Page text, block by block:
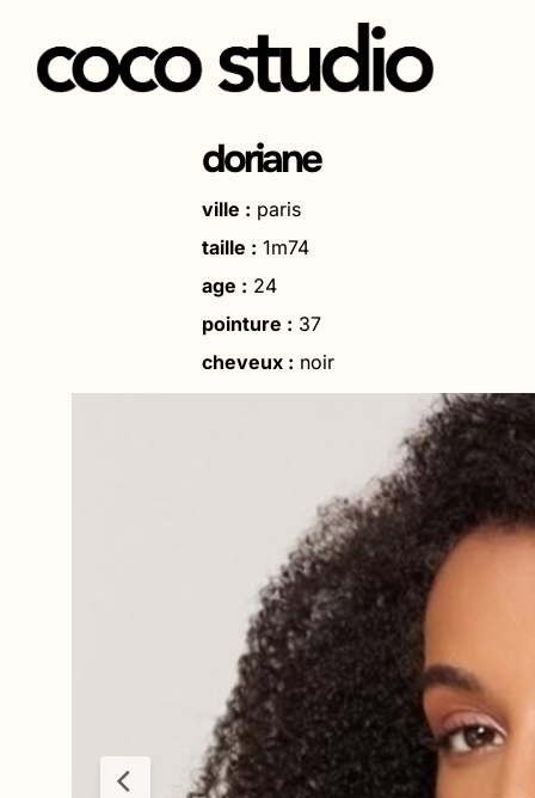
Aller
doriane
ville : paris
taille : 1m74
age : 24
pointure : 37
cheveux : noir